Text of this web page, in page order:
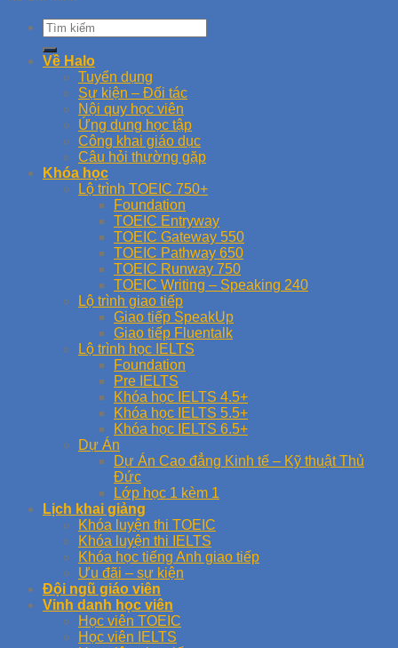
Về Halo
Tuyển dụng
Sự kiện – Đối tác
Nội quy học viên
Ứng dụng học tập
Công khai giáo dục
Câu hỏi thường gặp
Khóa học
Lộ trình TOEIC 750+
Foundation
TOEIC Entryway
TOEIC Gateway 550
TOEIC Pathway 650
TOEIC Runway 750
TOEIC Writing – Speaking 240
Lộ trình giao tiếp
Giao tiếp SpeakUp
Giao tiếp Fluentalk
Lộ trình học IELTS
Foundation
Pre IELTS
Khóa học IELTS 4.5+
Khóa học IELTS 5.5+
Khóa học IELTS 6.5+
Dự Án
Dự Án Cao đẳng Kinh tế – Kỹ thuật Thủ
Đức
Lớp học 1 kèm 1
Lịch khai giảng
Khóa luyện thi TOEIC
Khóa luyện thi IELTS
Khóa học tiếng Anh giao tiếp
Ưu đãi – sự kiện
Đội ngũ giáo viên
Vinh danh học viên
Học viên TOEIC
Học viên IELTS